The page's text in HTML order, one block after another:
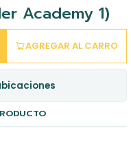
Academy 1)
AGREGAR AL CARRO